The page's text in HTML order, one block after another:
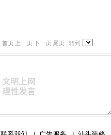
首页 上一页 下一页 尾页转到